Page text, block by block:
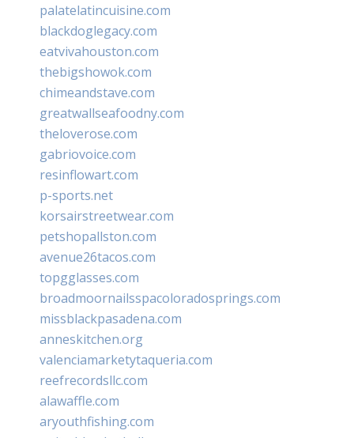
palatelatincuisine.com
blackdoglegacy.com
eatvivahouston.com
thebigshowok.com
chimeandstave.com
greatwallseafoodny.com
theloverose.com
gabriovoice.com
resinflowart.com
p-sports.net
korsairstreetwear.com
petshopallston.com
avenue26tacos.com
topgglasses.com
broadmoornailsspacoloradosprings.com
missblackpasadena.com
anneskitchen.org
valenciamarketytaqueria.com
reefrecordsllc.com
alawaffle.com
aryouthfishing.com